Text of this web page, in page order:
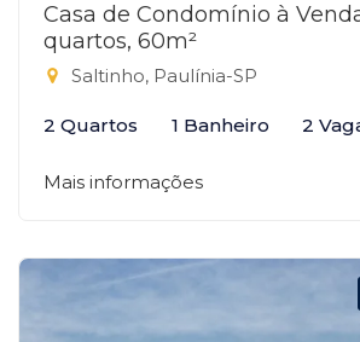
Casa de Condomínio à
quartos, 60m²
Saltinho, Paulínia-SP
2 Quartos 1 Banheiro 2
Mais informações